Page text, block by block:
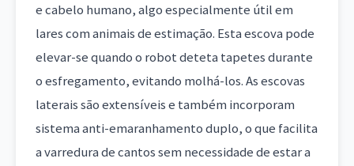
e cabelo humano, algo especialmente útil em
lares com animais de estimação. Esta escova pode
elevar-se quando o robot deteta tapetes durante
o esfregamento, evitando molhá-los. As escovas
laterais são extensíveis e também incorporam
sistema anti-emaranhamento duplo, o que facilita
a varredura de cantos sem necessidade de estar a